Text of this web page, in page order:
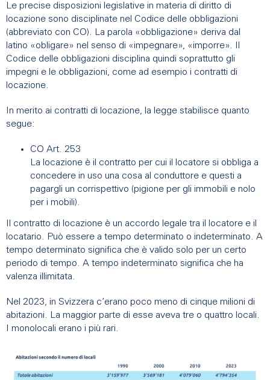
Le precise disposizioni legislative in materia di diritto di
locazione sono disciplinate nel Codice delle obbligazioni
(abbreviato con CO). La parola «obbligazione» deriva dal
latino «obligare» nel senso di «impegnare», «imporre». Il
Codice delle obbligazioni disciplina quindi soprattutto gli
impegni e le obbligazioni, come ad esempio i contratti di
locazione.
In merito ai contratti di locazione, la legge stabilisce quanto
segue:
CO Art. 253
La locazione è il contratto per cui il locatore si obbliga a
concedere in uso una cosa al conduttore e questi a
pagargli un corrispettivo (pigione per gli immobili e nolo
per i mobili).
Il contratto di locazione è un accordo legale tra il locatore e il
locatario. Può essere a tempo determinato o indeterminato. A
tempo determinato significa che è valido solo per un certo
periodo di tempo. A tempo indeterminato significa che ha
valenza illimitata.
Nel 2023, in Svizzera c’erano poco meno di cinque milioni di
abitazioni. La maggior parte di esse aveva tre o quattro locali.
I monolocali erano i più rari.